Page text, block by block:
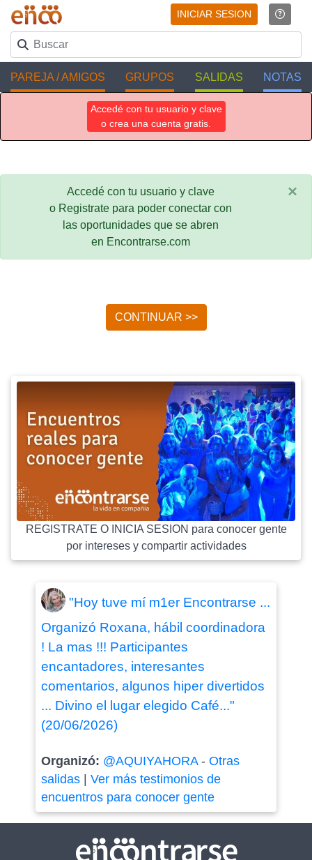
INICIAR SESION
PAREJA / AMIGOS GRUPOS SALIDAS NOTAS
Accedé con tu usuario y clave
o crea una cuenta gratis.
Accedé con tu usuario y clave
o Registrate para poder conectar con
las oportunidades que se abren
en Encontrarse.com
×
CONTINUAR >>
REGISTRATE O INICIA SESION para conocer gente
por intereses y compartir actividades
"Hoy tuve mí m1er Encontrarse ...
Organizó Roxana, hábil coordinadora
! La mas !!! Participantes
encantadores, interesantes
comentarios, algunos hiper divertidos
... Divino el lugar elegido Café..."
(20/06/2026)
Organizó: @AQUIYAHORA- Otras
salidas| Ver más testimonios de
encuentros para conocer gente